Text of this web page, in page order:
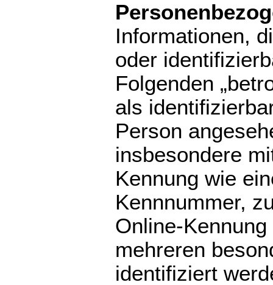
Informationen,
oder
Folgenden
als
Person
insbesondere
Kennung wie
Kennnummer,
Online-
mehreren
identifiziert